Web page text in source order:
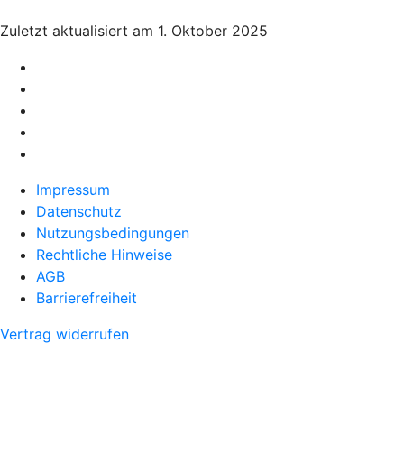
Zuletzt aktualisiert am 1. Oktober 2025
Impressum
Datenschutz
Nutzungsbedingungen
Rechtliche Hinweise
AGB
Barrierefreiheit
Vertrag widerrufen